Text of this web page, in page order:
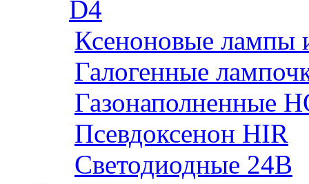
D4
Ксеноновые лампы
Галогенные
Газонаполненные
Псевдоксенон HIR
Cветодиодные 24B